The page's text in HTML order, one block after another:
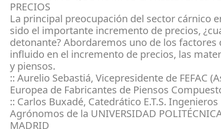
PRECIOS
La principal preocupación del sector cárnico
sido el importante incremento de precios,
detonante? Abordaremos uno de los factores
influido en el incremento de precios, las
y piensos.
:: Aurelio Sebastiá, Vicepresidente de FEFAC
Europea de Fabricantes de Piensos
:: Carlos Buxadé, Catedrático E.T.S. Ingenieros
Agrónomos de la UNIVERSIDAD
MADRID